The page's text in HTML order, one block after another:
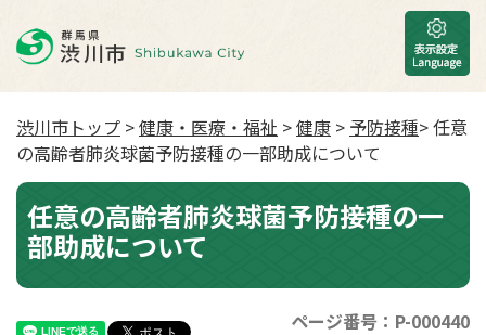
渋川市トップ >健康・医療・福祉 >健康 > 予防接種> 任意
の高齢者肺炎球菌予防接種の一部助成について
任意の高齢者肺炎球菌予防接種の一
部助成について
ページ番号：P-000440